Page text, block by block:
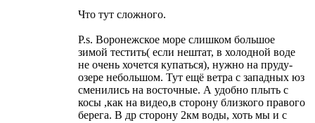
Что тут сложного.
P.s. Воронежское море слишком большое
зимой тестить( если нештат, в холодной воде
не очень хочется купаться), нужно на пруду-
озере небольшом. Тут ещё ветра с западных юз
сменились на восточные. А удобно плыть с
косы ,как на видео,в сторону близкого правого
берега. В др сторону 2км воды, хоть мы и с